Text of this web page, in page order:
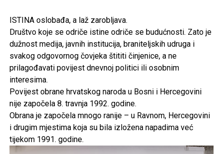
ISTINA oslobađa, a laž zarobljava.
Društvo koje se odriče istine odriče se budućnosti. Zato je
dužnost medija, javnih institucija, braniteljskih udruga i
svakog odgovornog čovjeka štititi činjenice, a ne
prilagođavati povijest dnevnoj politici ili osobnim
interesima.
Povijest obrane hrvatskog naroda u Bosni i Hercegovini
nije započela 8. travnja 1992. godine.
Obrana je započela mnogo ranije – u Ravnom, Hercegovini
i drugim mjestima koja su bila izložena napadima već
tijekom 1991. godine.